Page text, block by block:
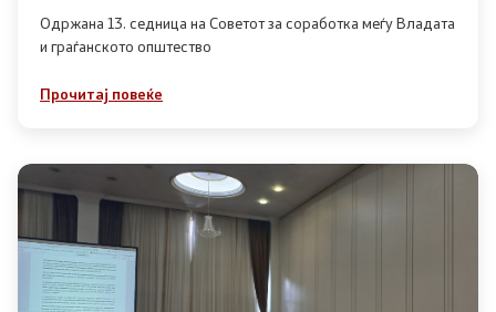
Контакт
Контакт
Линкови
Изјава за пристапност
Одржана 13. седница на Советот за соработка меѓу Владата
и граѓанското општество
Прочитај повеќе